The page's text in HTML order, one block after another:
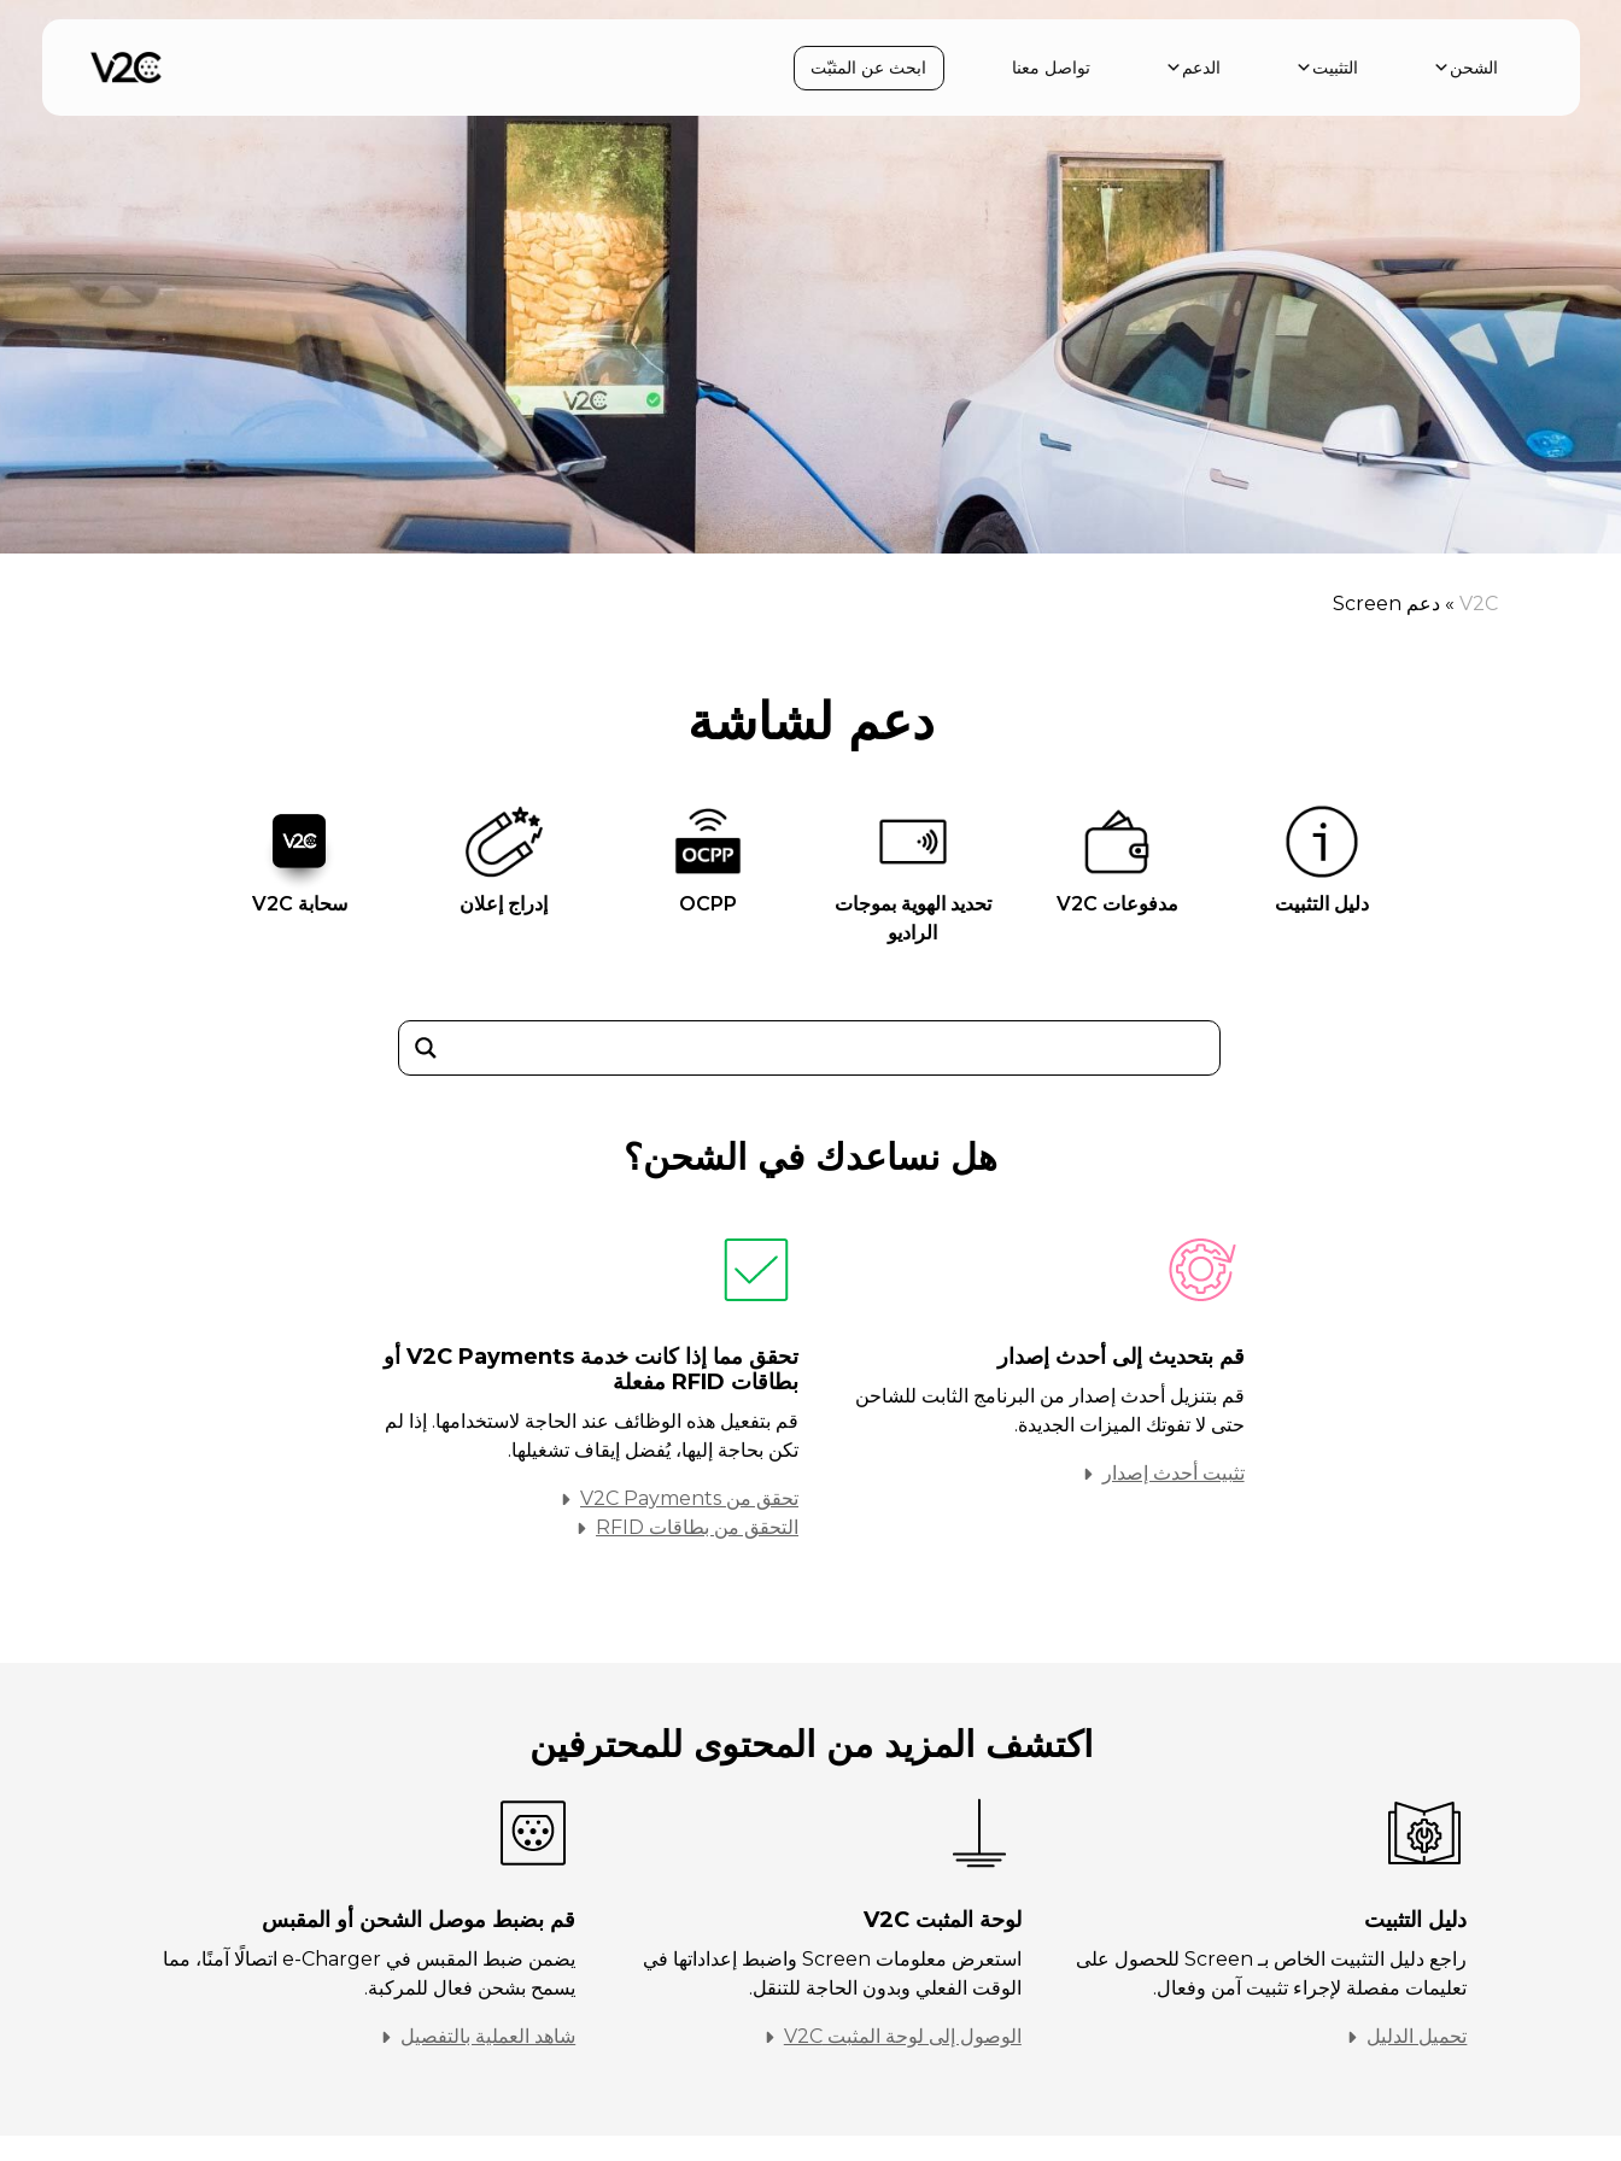
الشحن التثبيت الدعم تواصل معنا ابحث عن المثبّت
V2C
» دعم Screen
دعم لشاشة
دليل التثبيت مدفوعات V2C
تحديد الهوية بموجات
الراديو
OCPP إدراج إعلان سحابة V2C
هل نساعدك في الشحن؟
قم بتحديث إلى أحدث إصدار
قم بتنزيل أحدث إصدار من البرنامج الثابت للشاحن
حتى لا تفوتك الميزات الجديدة.
تثبيت أحدث إصدار
تحقق مما إذا كانت خدمة V2C Payments أو
بطاقات RFID مفعلة
قم بتفعيل هذه الوظائف عند الحاجة لاستخدامها. إذا لم
تكن بحاجة إليها، يُفضل إيقاف تشغيلها.
تحقق من V2C Payments
التحقق من بطاقات RFID
اكتشف المزيد من المحتوى للمحترفين
دليل التثبيت
راجع دليل التثبيت الخاص بـ Screen للحصول على
تعليمات مفصلة لإجراء تثبيت آمن وفعال.
تحميل الدليل
لوحة المثبت V2C
استعرض معلومات Screen واضبط إعداداتها في
الوقت الفعلي وبدون الحاجة للتنقل.
الوصول إلى لوحة المثبت V2C
قم بضبط موصل الشحن أو المقبس
يضمن ضبط المقبس في e-Charger اتصالًا آمنًا، مما
يسمح بشحن فعال للمركبة.
شاهد العملية بالتفصيل